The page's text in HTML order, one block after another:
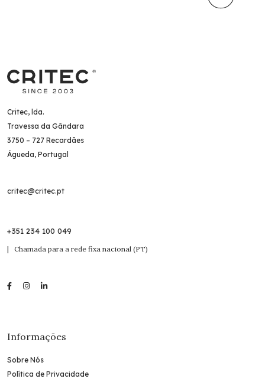
Critec, lda.
Travessa da Gândara
3750 – 727 Recardães
Águeda, Portugal
critec@critec.pt
+351 234 100 049
| Chamada para a rede fixa nacional (PT)
Informações
Sobre Nós
Política de Privacidade